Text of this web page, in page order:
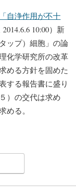
自浄作用が不十
10:00）新
ップ）細胞」の論
化学研究所の改革
める方針を固めた
する報告書に盛り
）の交代は求め
める。